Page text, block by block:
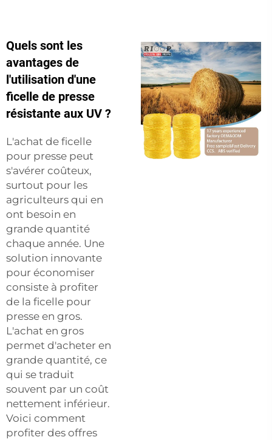
Quels sont les
avantages de
l'utilisation d'une
ficelle de presse
résistante aux UV ?
L'achat de ficelle
pour presse peut
s'avérer coûteux,
surtout pour les
agriculteurs qui en
ont besoin en
grande quantité
chaque année. Une
solution innovante
pour économiser
consiste à profiter
de la ficelle pour
presse en gros.
L'achat en gros
permet d'acheter en
grande quantité, ce
qui se traduit
souvent par un coût
nettement inférieur.
Voici comment
profiter des offres